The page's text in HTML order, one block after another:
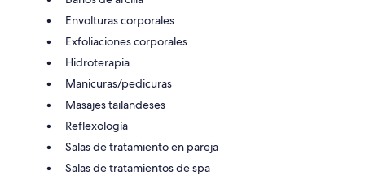
Envolturas corporales
Exfoliaciones corporales
Hidroterapia
Manicuras/pedicuras
Masajes tailandeses
Reflexología
Salas de tratamiento en pareja
Salas de tratamientos de spa